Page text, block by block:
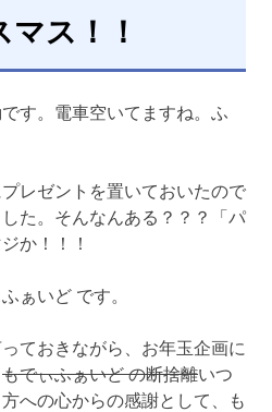
ス！！
す。電車空いてますね。ふ
レゼントを置いておいたので
た。そんなんある？？？「パ
か！！！
ぁいど です。
ておきながら、お年玉企画に
もでぃふぁいど の断捨離いつ
への心からの感謝として、も